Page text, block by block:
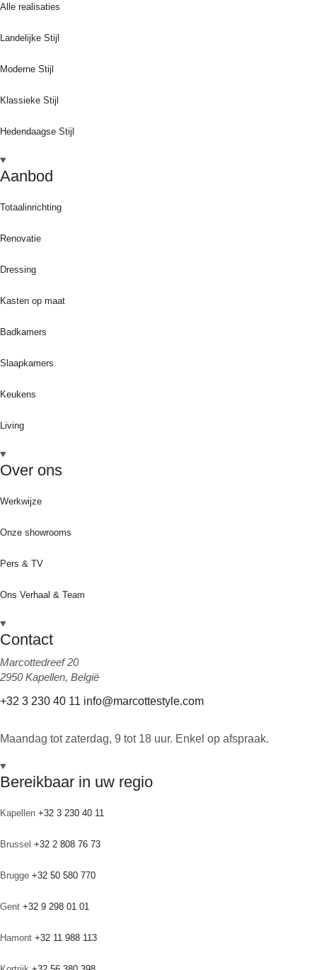
Alle realisaties
Landelijke Stijl
Moderne Stijl
Klassieke Stijl
Hedendaagse Stijl
Aanbod
Totaalinrichting
Renovatie
Dressing
Kasten op maat
Badkamers
Slaapkamers
Keukens
Living
Over ons
Werkwijze
Onze showrooms
Pers & TV
Ons Verhaal & Team
Contact
Marcottedreef 20
2950 Kapellen, België
+32 3 230 40 11 info@marcottestyle.com
Maandag tot zaterdag, 9 tot 18 uur. Enkel op afspraak.
Bereikbaar in uw regio
Kapellen +32 3 230 40 11
Brussel +32 2 808 76 73
Brugge +32 50 580 770
Gent +32 9 298 01 01
Hamont +32 11 988 113